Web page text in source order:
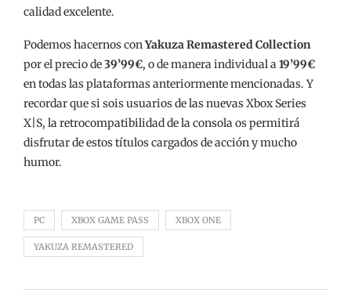
calidad excelente.
Podemos hacernos conYakuza Remastered Collection
por el precio de39’99€, o de manera individual a 19’99€
en todas las plataformas anteriormente mencionadas. Y
recordar que si sois usuarios de las nuevas Xbox Series
X|S, la retrocompatibilidad de la consola os permitirá
disfrutar de estos títulos cargados de acción y mucho
humor.
PC XBOX GAME PASS XBOX ONE
YAKUZA REMASTERED